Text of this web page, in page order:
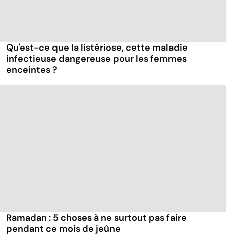
Qu'est-ce que la listériose, cette maladie
infectieuse dangereuse pour les femmes
enceintes ?
Ramadan : 5 choses à ne surtout pas faire
pendant ce mois de jeûne